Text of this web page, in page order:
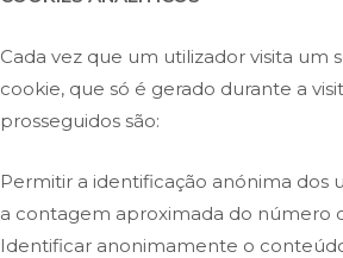
Cada vez que um utilizador visita
cookie, que só é gerado durante a
prosseguidos são:
Permitir a identificação anónima dos
a contagem aproximada do número
Identificar anonimamente o